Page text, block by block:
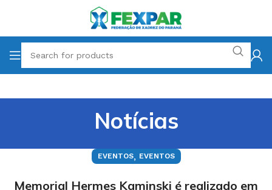
Notícias
EVENTOS, EVENTOS
Memorial Hermes Kaminski é realizado em